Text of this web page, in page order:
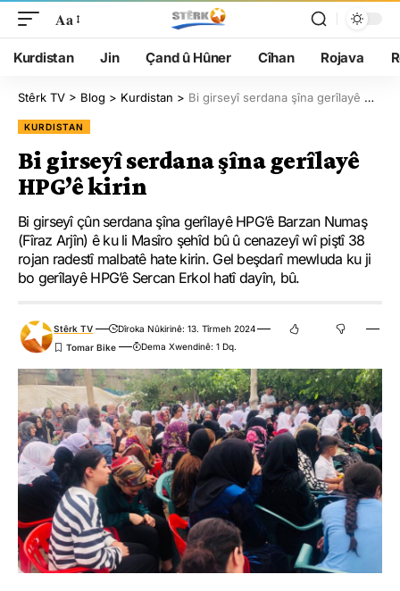
Aa
Kurdistan Jin Çand û Hûner Cîhan Rojava
Stêrk TV > Blog > Kurdistan > Bi girseyî serdana şîna gerîlayê HPG’ê kirin
KURDISTAN
Bi girseyî serdana şîna gerîlayê
HPG’ê kirin
Bi girseyî çûn serdana şîna gerîlayê HPG’ê Barzan Numaş
(Fîraz Arjîn) ê ku li Masîro şehîd bû û cenazeyî wî piştî 38
rojan radestî malbatê hate kirin. Gel beşdarî mewluda ku ji
bo gerîlayê HPG’ê Sercan Erkol hatî dayîn, bû.
Stêrk TV
Dîroka Nûkirinê: 13. Tîrmeh 2024
Dema Xwendinê: 1 Dq.